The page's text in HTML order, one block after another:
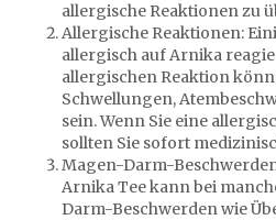
allergische Reaktionen zu
Allergische Reaktionen:
allergisch auf Arnika
allergischen Reaktion
Schwellungen,
sein. Wenn Sie eine
sollten Sie sofort
Magen-Darm-
Arnika Tee kann bei
Darm-Beschwerden wie